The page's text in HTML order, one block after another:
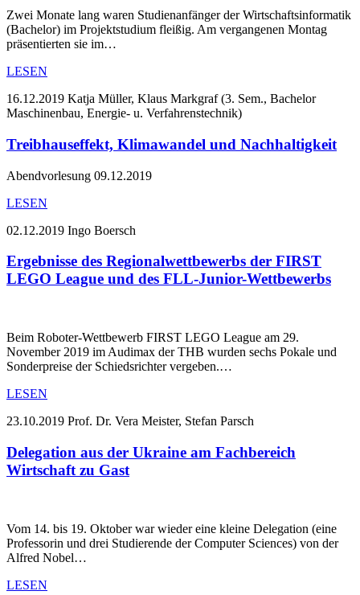
Zwei Monate lang waren Studienanfänger der Wirtschaftsinformatik
(Bachelor) im Projektstudium fleißig. Am vergangenen Montag
präsentierten sie im…
LESEN
16.12.2019 Katja Müller, Klaus Markgraf (3. Sem., Bachelor
Maschinenbau, Energie- u. Verfahrenstechnik)
Treibhauseffekt, Klimawandel und Nachhaltigkeit
Abendvorlesung 09.12.2019
LESEN
02.12.2019 Ingo Boersch
Ergebnisse des Regionalwettbewerbs der FIRST
LEGO League und des FLL-Junior-Wettbewerbs
Beim Roboter-Wettbewerb FIRST LEGO League am 29.
November 2019 im Audimax der THB wurden sechs Pokale und
Sonderpreise der Schiedsrichter vergeben.…
LESEN
23.10.2019 Prof. Dr. Vera Meister, Stefan Parsch
Delegation aus der Ukraine am Fachbereich
Wirtschaft zu Gast
Vom 14. bis 19. Oktober war wieder eine kleine Delegation (eine
Professorin und drei Studierende der Computer Sciences) von der
Alfred Nobel…
LESEN